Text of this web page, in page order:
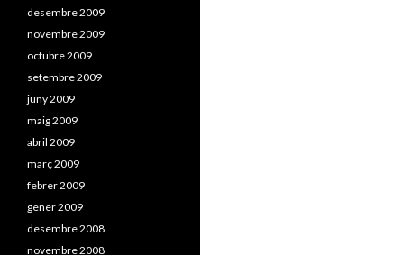
desembre 2009
novembre 2009
octubre 2009
setembre 2009
juny 2009
maig 2009
abril 2009
març 2009
febrer 2009
gener 2009
desembre 2008
novembre 2008